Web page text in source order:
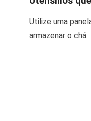
Utilize uma
armazenar o chá.